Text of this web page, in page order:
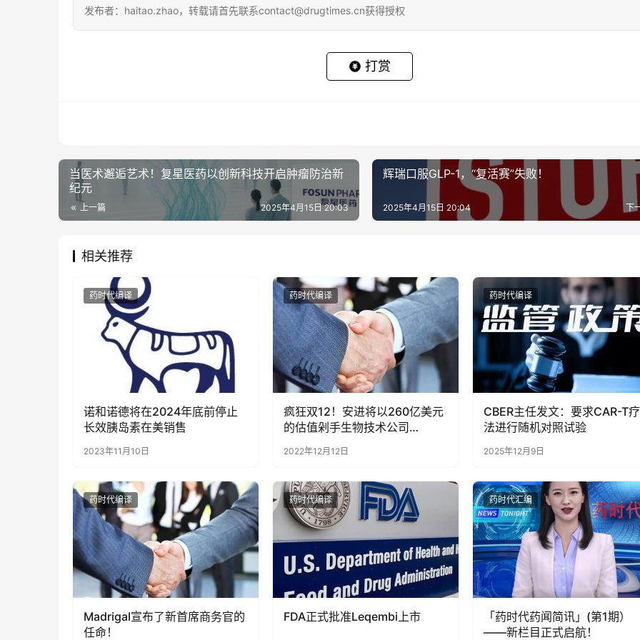
发布者：haitao.zhao，转载请首先联系contact@drugtimes.cn获得授权
打赏
当医术邂逅艺术！复星医药以创新科技开启肿瘤防治新
纪元
上一篇 2025年4月15日 20:03
辉瑞口服GLP-1，“复活赛”失败！
下
2025年4月15日 20:04
相关推荐
药时代编译
诺和诺德将在2024年底前停止
长效胰岛素在美销售
2023年11月10日
药时代编译
疯狂双12！安进将以260亿美元
的估值剁手生物技术公司
Horizon
2022年12月12日
药时代编译
CBER主任发文：要求CAR-T疗
法进行随机对照试验
2025年12月9日
药时代编译
Madrigal宣布了新首席商务官的
任命！
药时代编译
FDA正式批准Leqembi上市
药时代汇编
「药时代药闻简讯」(第1期）
——新栏目正式启航！